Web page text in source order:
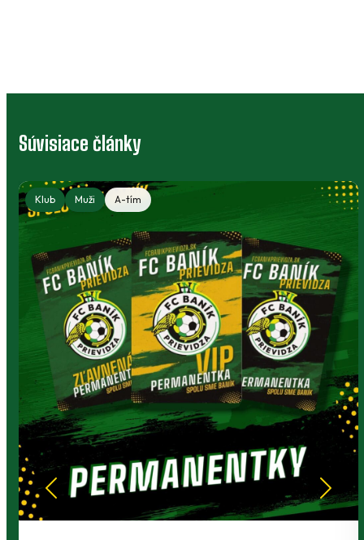
Súvisiace články
Klub Muži A-tím